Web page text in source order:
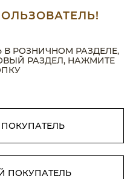
РОЗНИЧНОМ РАЗДЕЛЕ,
РАЗДЕЛ, НАЖМИТЕ
ПОКУПАТЕЛЬ